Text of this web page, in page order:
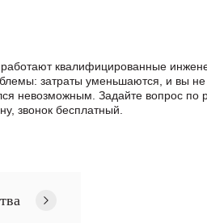
работают квалифицированные
затраты уменьшаются, и вы не
невозможным. Задайте вопрос по
звонок бесплатный.